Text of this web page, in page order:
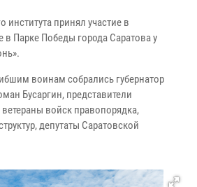
принял участие в
Парке Победы города Саратова у
воинам собрались губернатор
Бусаргин, представители
войск правопорядка,
депутаты Саратовской